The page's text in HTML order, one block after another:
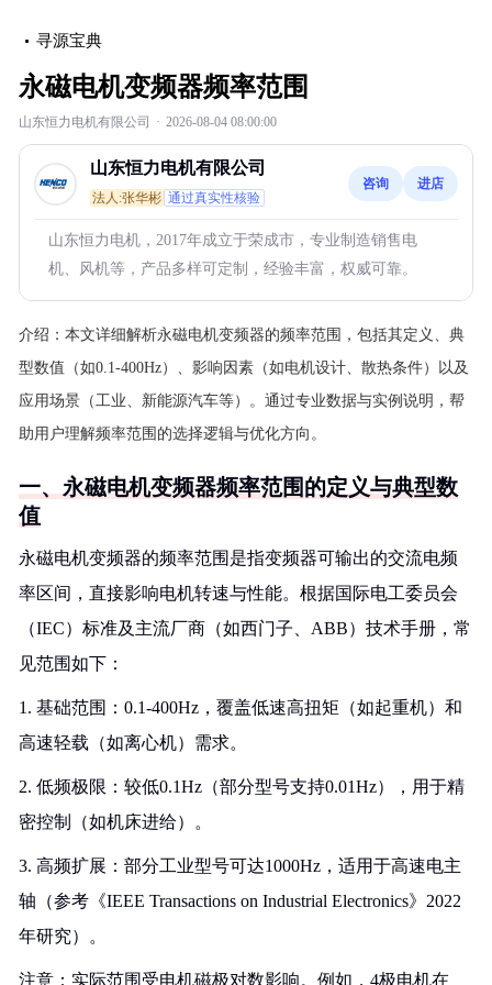
寻源宝典
永磁电机变频器频率范围
山东恒力电机有限公司 · 2026-08-04 08:00:00
山东恒力电机有限公司
法人:张华彬 通过真实性核验
咨询 进店
山东恒力电机，2017年成立于荣成市，专业制造销售电
机、风机等，产品多样可定制，经验丰富，权威可靠。
介绍： 本文详细解析永磁电机变频器的频率范围，包括其定义、典
型数值（如0.1-400Hz）、影响因素（如电机设计、散热条件）以及
应用场景（工业、新能源汽车等）。通过专业数据与实例说明，帮
助用户理解频率范围的选择逻辑与优化方向。
一、永磁电机变频器频率范围的定义与典型数
值
永磁电机变频器的频率范围是指变频器可输出的交流电频
率区间，直接影响电机转速与性能。根据国际电工委员会
（IEC）标准及主流厂商（如西门子、ABB）技术手册，常
见范围如下：
1. 基础范围：0.1-400Hz，覆盖低速高扭矩（如起重机）和
高速轻载（如离心机）需求。
2. 低频极限：较低0.1Hz（部分型号支持0.01Hz），用于精
密控制（如机床进给）。
3. 高频扩展：部分工业型号可达1000Hz，适用于高速电主
轴（参考《IEEE Transactions on Industrial Electronics》2022
年研究）。
注意：实际范围受电机磁极对数影响。例如，4极电机在